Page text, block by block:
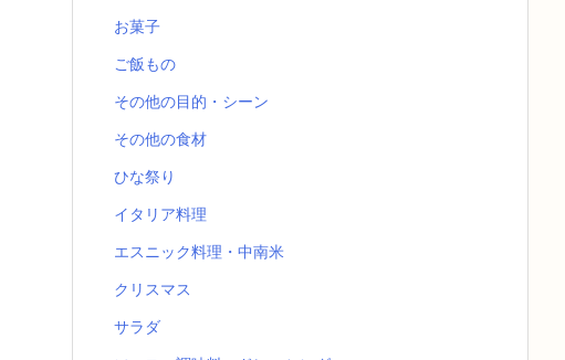
お菓子
ご飯もの
その他の目的・シーン
その他の食材
ひな祭り
イタリア料理
エスニック料理・中南米
クリスマス
サラダ